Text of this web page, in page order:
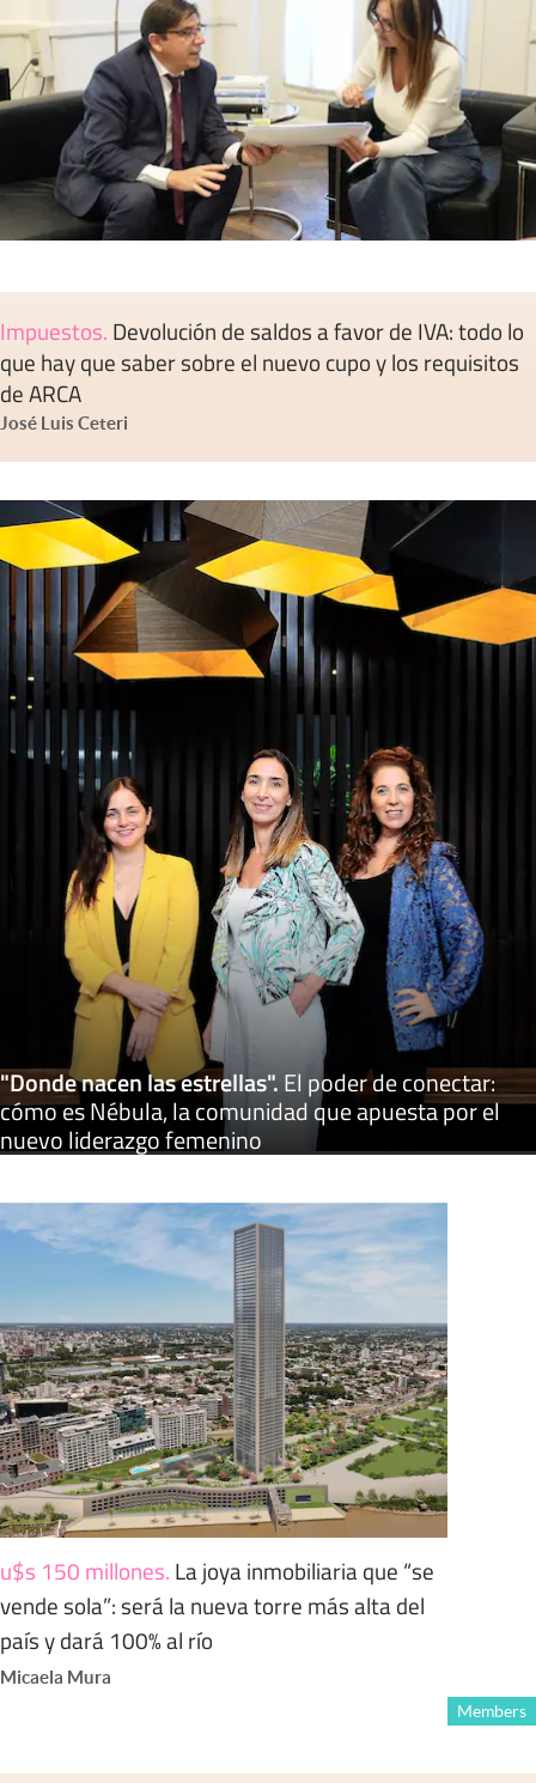
Impuestos. Devolución de saldos a favor de IVA: todo lo
que hay que saber sobre el nuevo cupo y los requisitos
de ARCA
José Luis Ceteri
"Donde nacen las estrellas".El poder de conectar:
cómo es Nébula, la comunidad que apuesta por el
nuevo liderazgo femenino
u$s 150 millones. La joya inmobiliaria que “se
vende sola”: será la nueva torre más alta del
país y dará 100% al río
Micaela Mura
Members